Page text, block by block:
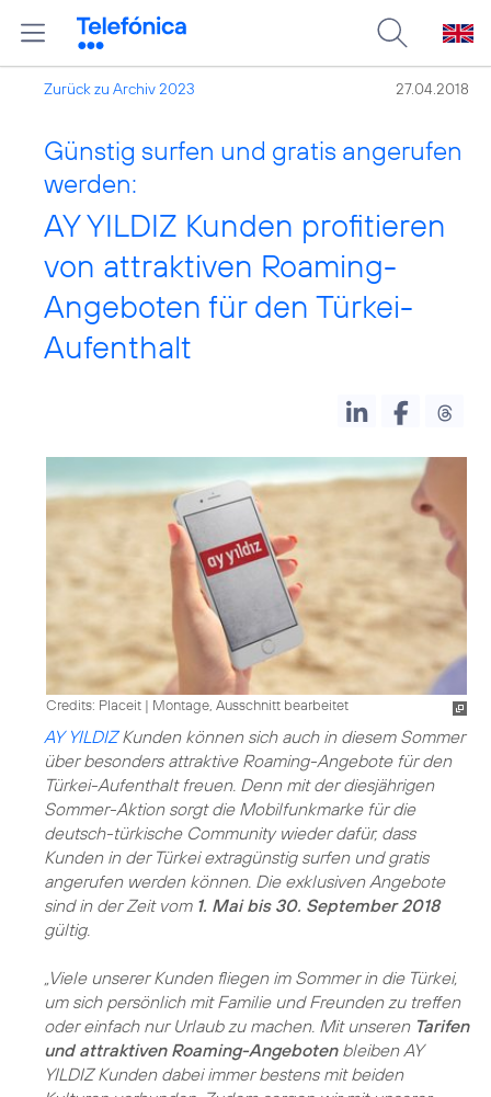
Zurück zu Archiv 2023 27.04.2018
Günstig surfen und gratis angerufen
werden:
AY YILDIZ Kunden profitieren
von attraktiven Roaming-
Angeboten für den Türkei-
Aufenthalt
Credits: Placeit | Montage, Ausschnitt bearbeitet
AY YILDIZKunden können sich auch in diesem Sommer
über besonders attraktive Roaming-Angebote für den
Türkei-Aufenthalt freuen. Denn mit der diesjährigen
Sommer-Aktion sorgt die Mobilfunkmarke für die
deutsch-türkische Community wieder dafür, dass
Kunden in der Türkei extragünstig surfen und gratis
angerufen werden können. Die exklusiven Angebote
sind in der Zeit vom 1. Mai bis 30. September 2018
gültig.
„Viele unserer Kunden fliegen im Sommer in die Türkei,
um sich persönlich mit Familie und Freunden zu treffen
oder einfach nur Urlaub zu machen. Mit unseren Tarifen
und attraktiven Roaming-Angebotenbleiben AY
YILDIZ Kunden dabei immer bestens mit beiden